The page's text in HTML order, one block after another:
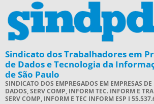
Sindicato dos Trabalhadores em
de Dados e Tecnologia da
de São Paulo
SINDICATO DOS EMPREGADOS EM EMPRESAS
DADOS, SERV COMP, INFORM TEC. INFORM E
SERV COMP, INFORM E TEC INFORM ESP I